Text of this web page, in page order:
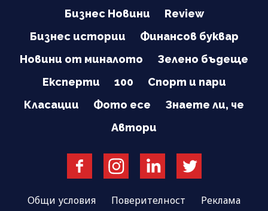
Бизнес Новини
Review
Бизнес истории
Финансов буквар
Новини от миналото
Зелено бъдеще
Експерти
100
Спорт и пари
Класации
Фото есе
Знаете ли, че
Автори
Общи условия Поверителност
Реклама